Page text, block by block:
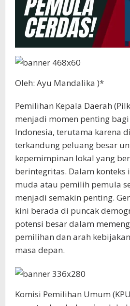
Oleh: Ayu Mandalika )*
Pemilihan Kepala Daerah
menjadi momen penting
Indonesia, terutama karena
terkandung peluang besar
kepemimpinan lokal yang
berintegritas. Dalam konteks
muda atau pemilih pemula
menjadi semakin penting.
kini berada di puncak
potensi besar dalam
pemilihan dan arah
masa depan.
Komisi Pemilihan Umum